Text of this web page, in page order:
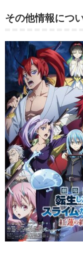
その他情報につ